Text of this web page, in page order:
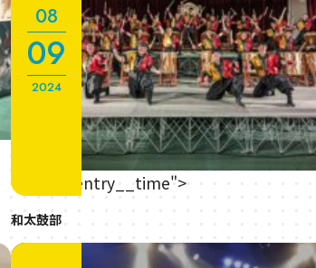
2024
08
09
" class="entry__time">
和太鼓部